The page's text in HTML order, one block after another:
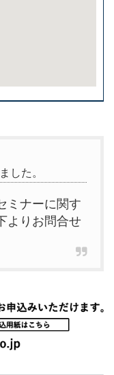
した。
ミナーに関す
よりお問合せ